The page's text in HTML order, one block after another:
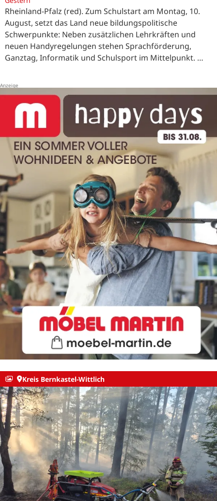
Rheinland-Pfalz (red). Zum Schulstart am Montag, 10.
August, setzt das Land neue bildungspolitische
Schwerpunkte: Neben zusätzlichen Lehrkräften und
neuen Handyregelungen stehen Sprachförderung,
Ganztag, Informatik und Schulsport im Mittelpunkt. …
Kreis Bernkastel-Wittlich